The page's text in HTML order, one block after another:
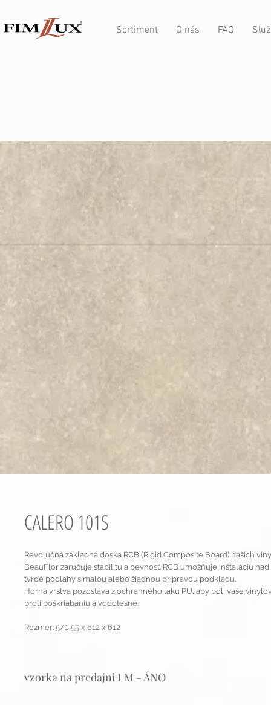
Sortiment O nás FAQ
CALERO 101S
Revolučná základná doska RCB (Rigid Composite Board) našich
BeauFlor zaručuje stabilitu a pevnosť. RCB umožňuje inštaláciu
tvrdé podlahy s malou alebo žiadnou prípravou podkladu.
Horná vrstva pozostáva z ochranného laku PU, aby boli vaše
proti poškriabaniu a vodotesné.
Rozmer: 5/0,55 x 612 x 612
vzorka na predajni LM - ÁNO